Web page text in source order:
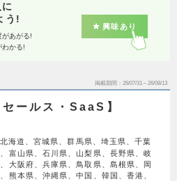
う!
があがる!
わかる!
興味あり
掲載期間 26/07/31～26/08/13
ールス・SaaS】
北海道、宮城県、群馬県、埼玉県、千葉
富山県、石川県、山梨県、長野県、岐
大阪府、兵庫県、鳥取県、島根県、岡
熊本県、沖縄県、中国、韓国、香港、